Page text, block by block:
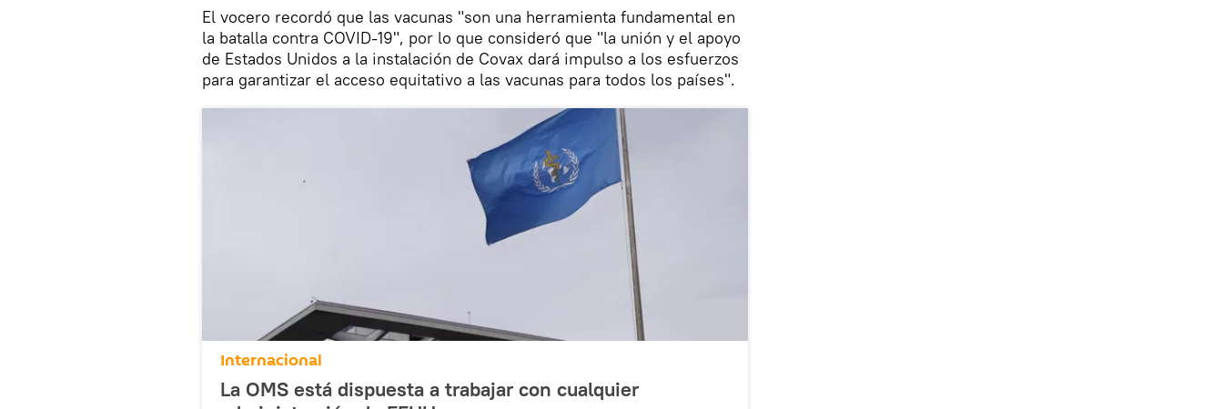
El vocero recordó que las vacunas "son una herramienta fundamental en
la batalla contra COVID-19", por lo que consideró que "la unión y el apoyo
de Estados Unidos a la instalación de Covax dará impulso a los esfuerzos
para garantizar el acceso equitativo a las vacunas para todos los países".
Internacional
La OMS está dispuesta a trabajar con cualquier